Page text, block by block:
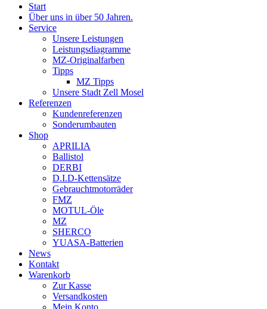
Start
Über uns in über 50 Jahren.
Service
Unsere Leistungen
Leistungsdiagramme
MZ-Originalfarben
Tipps
MZ Tipps
Unsere Stadt Zell Mosel
Referenzen
Kundenreferenzen
Sonderumbauten
Shop
APRILIA
Ballistol
DERBI
D.I.D-Kettensätze
Gebrauchtmotorräder
FMZ
MOTUL-Öle
MZ
SHERCO
YUASA-Batterien
News
Kontakt
Warenkorb
Zur Kasse
Versandkosten
Mein Konto